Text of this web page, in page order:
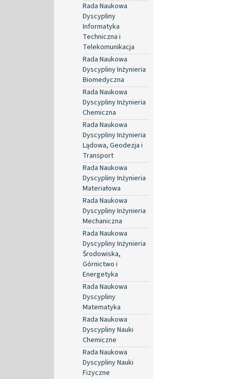
Rada Naukowa
Dyscypliny
Informatyka
Techniczna i
Telekomunikacja
Rada Naukowa
Dyscypliny Inżynieria
Biomedyczna
Rada Naukowa
Dyscypliny Inżynieria
Chemiczna
Rada Naukowa
Dyscypliny Inżynieria
Lądowa, Geodezja i
Transport
Rada Naukowa
Dyscypliny Inżynieria
Materiałowa
Rada Naukowa
Dyscypliny Inżynieria
Mechaniczna
Rada Naukowa
Dyscypliny Inżynieria
Środowiska,
Górnictwo i
Energetyka
Rada Naukowa
Dyscypliny
Matematyka
Rada Naukowa
Dyscypliny Nauki
Chemiczne
Rada Naukowa
Dyscypliny Nauki
Fizyczne